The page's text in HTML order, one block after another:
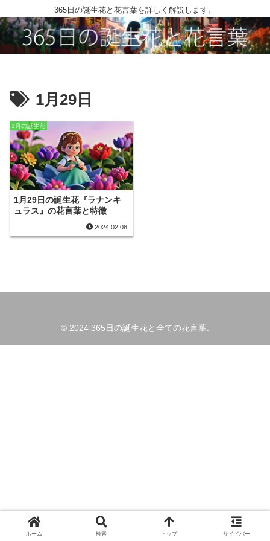
365日の誕生花と花言葉を詳しく解説します。
1月29日
1月の誕生花
1月29日の誕生花『ラナンキ
ュラス』の花言葉と特徴
2024.02.08
© 2024 365日の誕生花と全ての花言葉.
ホーム 検索 トップ サイドバー